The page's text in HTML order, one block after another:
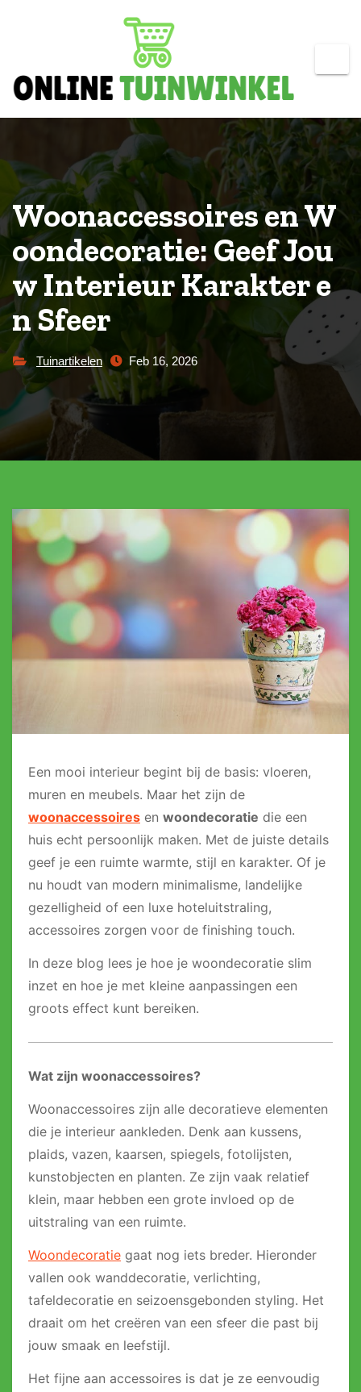
Woonaccessoires en W
oondecoratie: Geef Jou
w Interieur Karakter e
n Sfeer
Tuinartikelen Feb 16, 2026
Een mooi interieur begint bij de basis: vloeren,
muren en meubels. Maar het zijn de
woonaccessoires en woondecoratie die een
huis echt persoonlijk maken. Met de juiste details
geef je een ruimte warmte, stijl en karakter. Of je
nu houdt van modern minimalisme, landelijke
gezelligheid of een luxe hoteluitstraling,
accessoires zorgen voor de finishing touch.
In deze blog lees je hoe je woondecoratie slim
inzet en hoe je met kleine aanpassingen een
groots effect kunt bereiken.
Wat zijn woonaccessoires?
Woonaccessoires zijn alle decoratieve elementen
die je interieur aankleden. Denk aan kussens,
plaids, vazen, kaarsen, spiegels, fotolijsten,
kunstobjecten en planten. Ze zijn vaak relatief
klein, maar hebben een grote invloed op de
uitstraling van een ruimte.
Woondecoratie gaat nog iets breder. Hieronder
vallen ook wanddecoratie, verlichting,
tafeldecoratie en seizoensgebonden styling. Het
draait om het creëren van een sfeer die past bij
jouw smaak en leefstijl.
Het fijne aan accessoires is dat je ze eenvoudig